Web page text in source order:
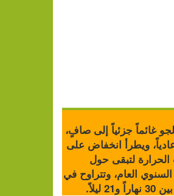
غائماً جزئياً إلى صافٍ،
ويطرأ انخفاض على
لتبقى حول
العام، وتتراوح في
و21 ليلاً.